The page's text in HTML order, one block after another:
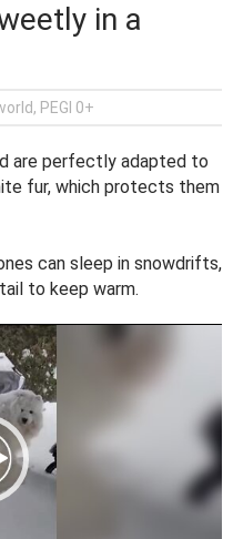
in a
, PEGI 0+
are perfectly adapted to
fur, which protects them
can sleep in snowdrifts,
to keep warm.